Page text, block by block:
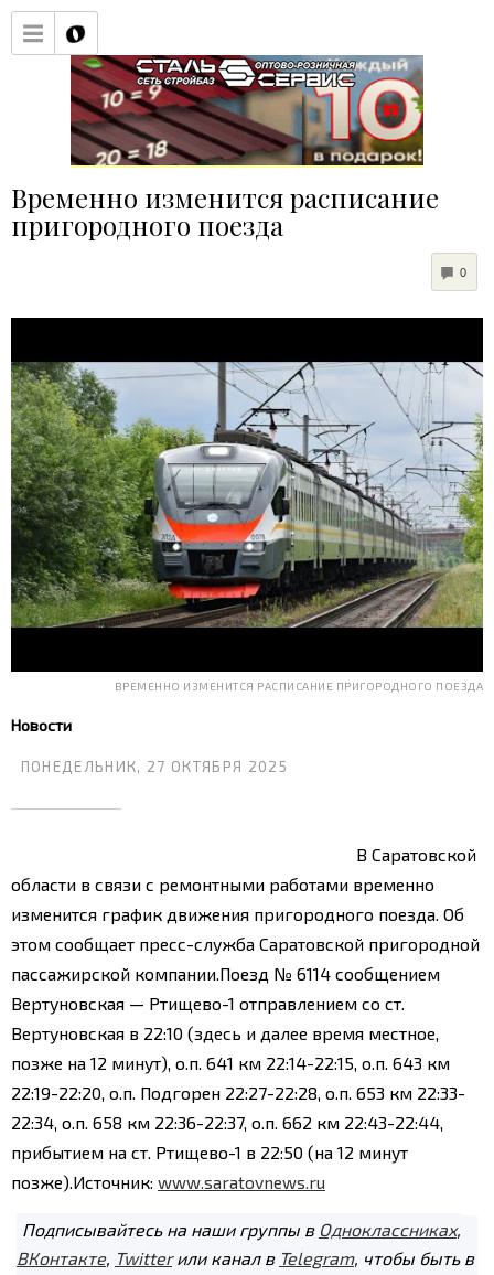
Временно изменится расписание
пригородного поезда
0
ВРЕМЕННО ИЗМЕНИТСЯ РАСПИСАНИЕ ПРИГОРОДНОГО ПОЕЗДА
Новости
ПОНЕДЕЛЬНИК, 27 ОКТЯБРЯ 2025
В Саратовской
области в связи с ремонтными работами временно
изменится график движения пригородного поезда. Об
этом сообщает пресс-служба Саратовской пригородной
пассажирской компании. Поезд № 6114 сообщением
Вертуновская — Ртищево-1 отправлением со ст.
Вертуновская в 22:10 (здесь и далее время местное,
позже на 12 минут), о.п. 641 км 22:14-22:15, о.п. 643 км
22:19-22:20, о.п. Подгорен 22:27-22:28, о.п. 653 км 22:33-
22:34, о.п. 658 км 22:36-22:37, о.п. 662 км 22:43-22:44,
прибытием на ст. Ртищево-1 в 22:50 (на 12 минут
позже). Источник: www.saratovnews.ru
Подписывайтесь на наши группы в Одноклассниках,
ВКонтакте, Twitterили канал в Telegram, чтобы быть в